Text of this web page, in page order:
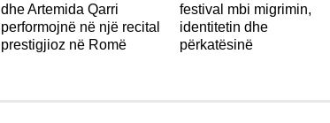
dhe Artemida Qarri
performojnë në një recital
prestigjioz në Romë
festival mbi migrimin,
identitetin dhe
përkatësinë